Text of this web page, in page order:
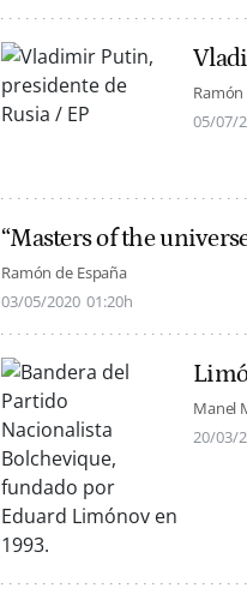
05/07/
“Masters of the
Ramón de España
03/05/2020 01:20h
Manel
20/03/